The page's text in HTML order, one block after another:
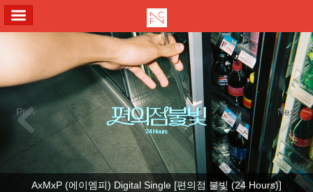
Previous Next
AxMxP (에이엠피) Digital Single [편의점 불빛 (24 Hours)]